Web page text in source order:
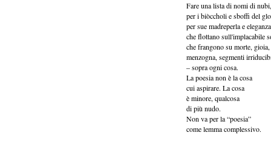
Fare una lista di nomi di
per i biòccholi e sboffi del
per sue madreperla e
che flottano sull'implacabile
che frangono su morte,
menzogna, segmenti
– sopra ogni cosa.
La poesia non è la cosa
cui aspirare. La cosa
è minore, qualcosa
di più nudo.
Non va per la “poesia”
come lemma complessivo.